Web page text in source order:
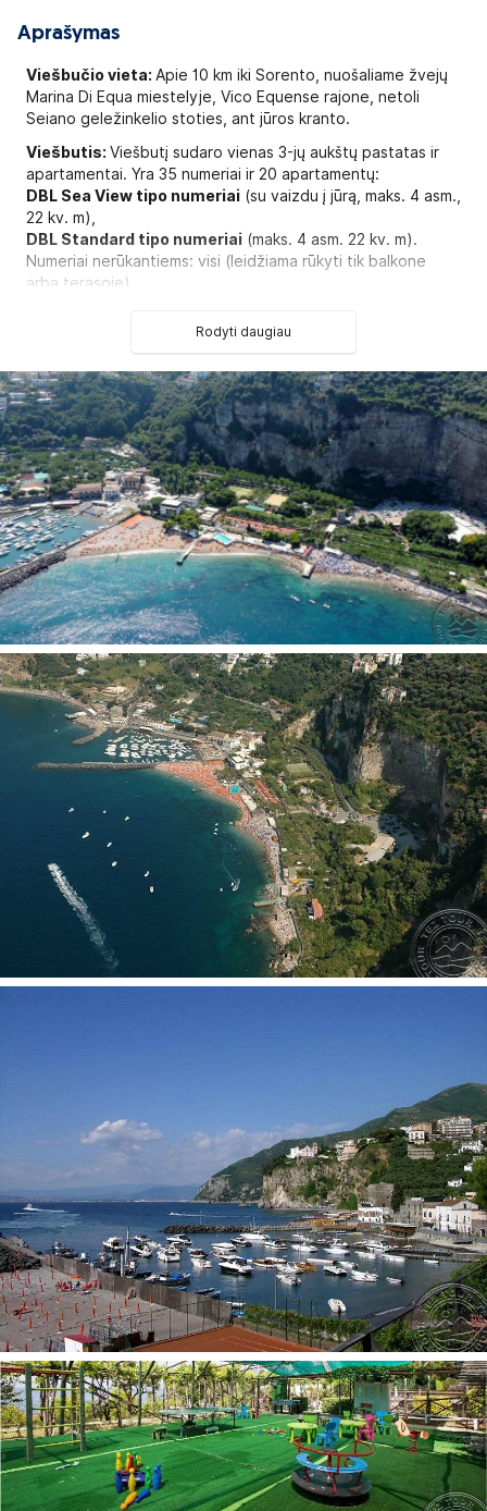
Aprašymas
Viešbučio vieta: Apie 10 km iki Sorento, nuošaliame žvejų
Marina Di Equa miestelyje, Vico Equense rajone, netoli
Seiano geležinkelio stoties, ant jūros kranto.
Viešbutis: Viešbutį sudaro vienas 3-jų aukštų pastatas ir
apartamentai. Yra 35 numeriai ir 20 apartamentų:
DBL Sea View tipo numeriai (su vaizdu į jūrą, maks. 4 asm.,
22 kv. m),
DBL Standard tipo numeriai (maks. 4 asm. 22 kv. m).
Numeriai nerūkantiems: visi (leidžiama rūkyti tik balkone
arba terasoje)
Seifas numeryje, nemokamai
Patalynės keitimas: pagal atskirą užklausimą
Oro kondicionierius: centrinis
Aptarnavimas numeriuose: už papildomą mokestį
Rankšluosčių keitimas: pagal atskirą užklausimą
Telefonas
Grindys: plytelės
Numerių tvarkymas: kasdien
Šlepetės
Plaukų džiovintuvas: yra
Mini baras 1
Balkonas
Dušas
Internetas: Wi-Fi nemokamai
Chalatas
Vonia arba dušas
Televizorius: yra
Žaidimų aikštelė
Vaikų klubas
Auklė pagal atskirą užklausimą, už papildomą mokestį
Pramoginiai renginiai vaikams
Viešbučio teritorijoje:
Drabužių skalbimo paslaugos
Registratūra
Automobilių stovėjimo aikštelė: nemokamai
Amfiteatras
Sūkurinės vonios: 1
Belaidis internetas -registratūroje, nemokamai
Biblioteka
Liftas
Paplūdimys:
Stambaus žvyro/akmenuotas
Nuosavas
Pramogos ir sportas:
Sauna 2
Masažas už papildomą mokestį
Grožio salonas
Vandens polo 2
Futbolas nemokamai
Stalo tenisas nemokamai
Teniso kortas 2
Rodyti daugiau